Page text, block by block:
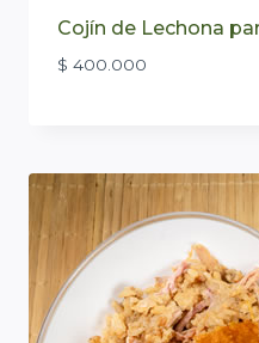
Cojín de Lechona
$ 400.000